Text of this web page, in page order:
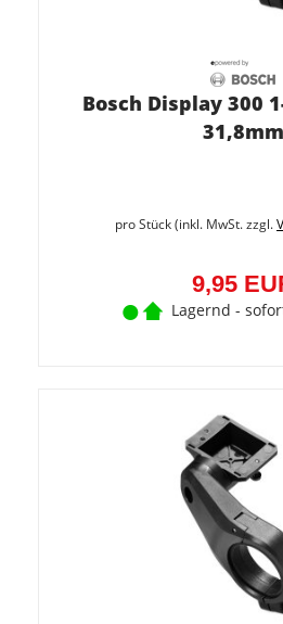
Bosch Display 300
31,8mm
pro Stück (inkl. MwSt. zzgl.
9,95
Lagernd -